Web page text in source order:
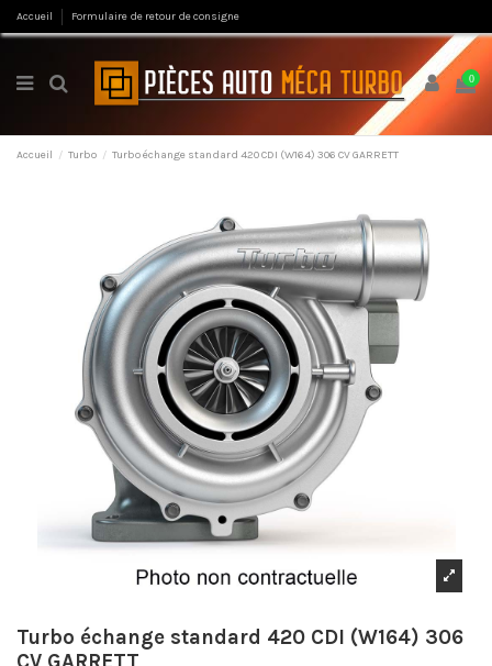
Accueil Formulaire de retour de consigne
0
Accueil Turbo Turbo échange standard 420 CDI (W164) 306 CV GARRETT
Turbo échange standard 420 CDI (W164) 306